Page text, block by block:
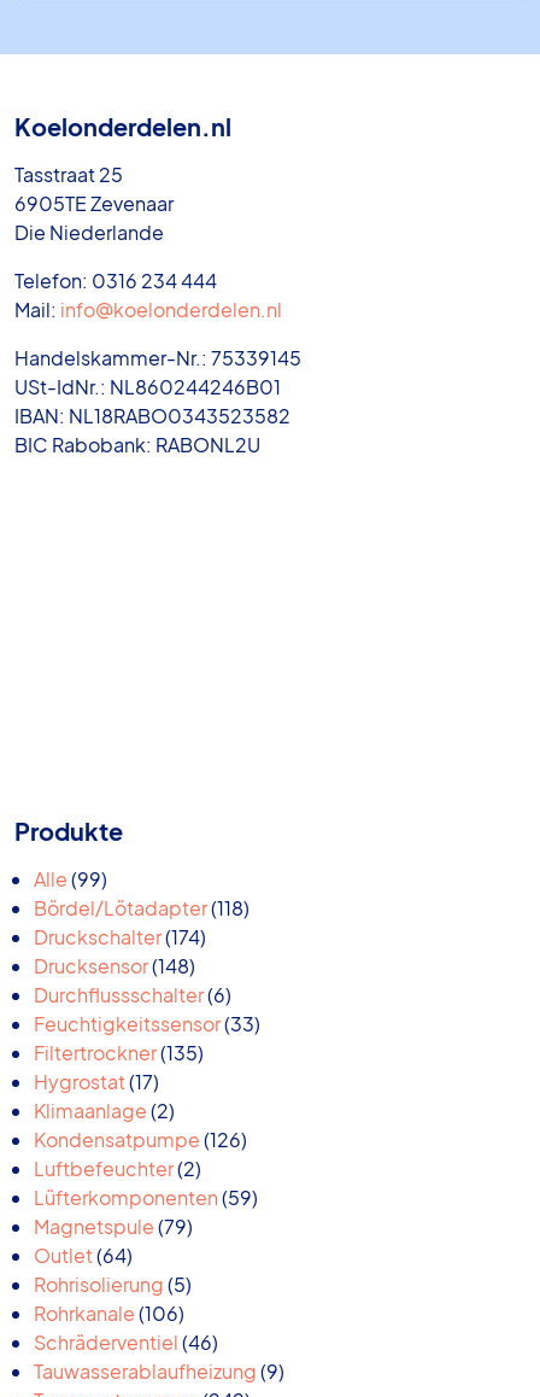
Koelonderdelen.nl
Tasstraat 25
6905TE Zevenaar
Die Niederlande
Telefon: 0316 234 444
Mail: info@koelonderdelen.nl
Handelskammer-Nr.: 75339145
USt-IdNr.: NL860244246B01
IBAN: NL18RABO0343523582
BIC Rabobank: RABONL2U
Produkte
Alle 9999
Produkte
Bördel/Lötadapter 118118
Druckschalter 174174
Drucksensor 148148
Produkte
Durchflussschalter 66
Produkte
Feuchtigkeitssensor 3333
Filtertrockner 135135
Hygrostat 1717
Produkte
Klimaanlage 22
Produkte
Kondensatpumpe 126126
Luftbefeuchter 22
Produkte
Lüfterkomponenten 5959
Magnetspule 7979
Outlet 6464
Produkte
Rohrisolierung 55
Rohrkanale 106106
Produkte
Schräderventiel 4646
Produkte
Tauwasserablaufheizung 99